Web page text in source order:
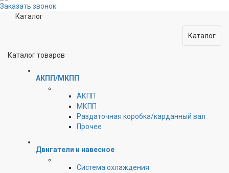
Заказать звонок
Каталог
Каталог
Каталог товаров
АКПП/МКПП
АКПП
МКПП
Раздаточная коробка/карданный вал
Прочее
Двигатели и навесное
Cистема охлаждения